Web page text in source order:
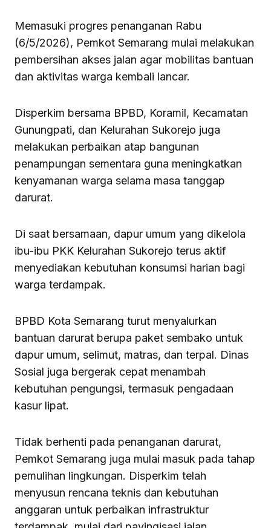
Memasuki progres penanganan Rabu
(6/5/2026), Pemkot Semarang mulai melakukan
pembersihan akses jalan agar mobilitas bantuan
dan aktivitas warga kembali lancar.
Disperkim bersama BPBD, Koramil, Kecamatan
Gunungpati, dan Kelurahan Sukorejo juga
melakukan perbaikan atap bangunan
penampungan sementara guna meningkatkan
kenyamanan warga selama masa tanggap
darurat.
Di saat bersamaan, dapur umum yang dikelola
ibu-ibu PKK Kelurahan Sukorejo terus aktif
menyediakan kebutuhan konsumsi harian bagi
warga terdampak.
BPBD Kota Semarang turut menyalurkan
bantuan darurat berupa paket sembako untuk
dapur umum, selimut, matras, dan terpal. Dinas
Sosial juga bergerak cepat menambah
kebutuhan pengungsi, termasuk pengadaan
kasur lipat.
Tidak berhenti pada penanganan darurat,
Pemkot Semarang juga mulai masuk pada tahap
pemulihan lingkungan. Disperkim telah
menyusun rencana teknis dan kebutuhan
anggaran untuk perbaikan infrastruktur